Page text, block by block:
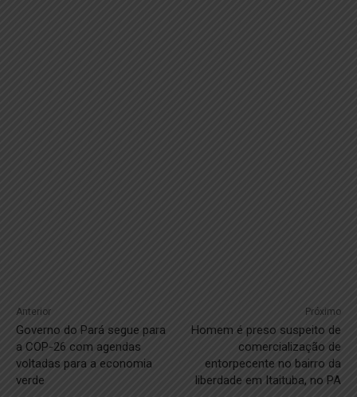
Anterior
Governo do Pará segue para
a COP-26 com agendas
voltadas para a economia
verde
Próximo
Homem é preso suspeito de
comercialização de
entorpecente no bairro da
liberdade em Itaituba, no PA